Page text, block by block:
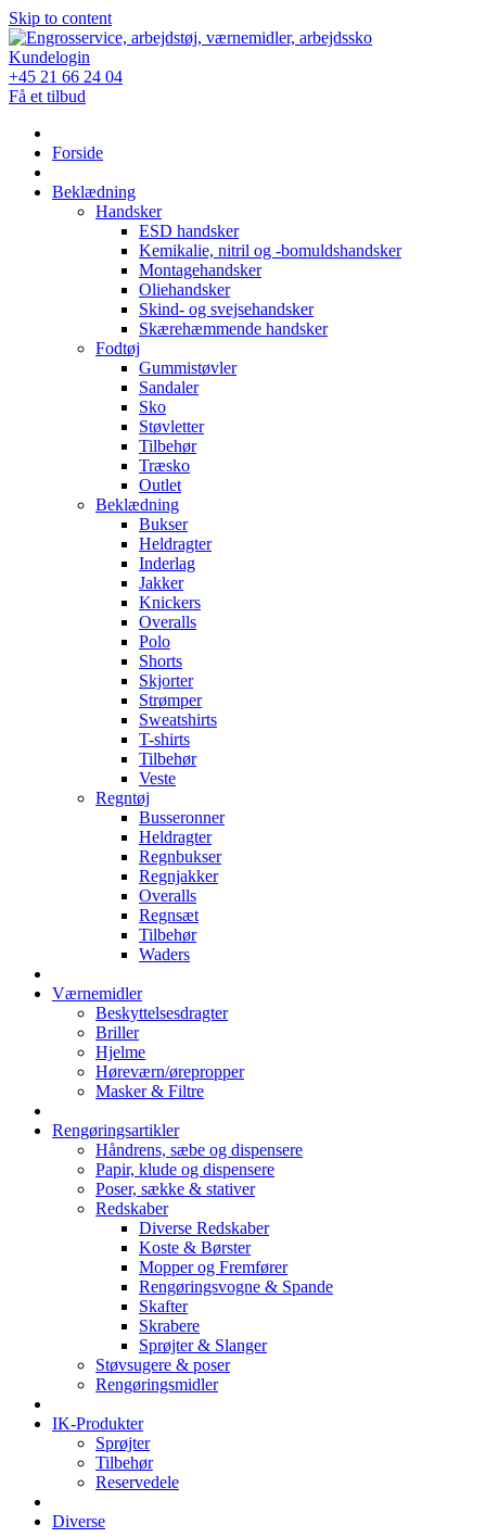
Skip to content
Kundelogin
+45 21 66 24 04
Få et tilbud
Forside
Beklædning
Handsker
ESD handsker
Kemikalie, nitril og -bomuldshandsker
Montagehandsker
Oliehandsker
Skind- og svejsehandsker
Skærehæmmende handsker
Fodtøj
Gummistøvler
Sandaler
Sko
Støvletter
Tilbehør
Træsko
Outlet
Beklædning
Bukser
Heldragter
Inderlag
Jakker
Knickers
Overalls
Polo
Shorts
Skjorter
Strømper
Sweatshirts
T-shirts
Tilbehør
Veste
Regntøj
Busseronner
Heldragter
Regnbukser
Regnjakker
Overalls
Regnsæt
Tilbehør
Waders
Værnemidler
Beskyttelsesdragter
Briller
Hjelme
Høreværn/ørepropper
Masker & Filtre
Rengøringsartikler
Håndrens, sæbe og dispensere
Papir, klude og dispensere
Poser, sække & stativer
Redskaber
Diverse Redskaber
Koste & Børster
Mopper og Fremfører
Rengøringsvogne & Spande
Skafter
Skrabere
Sprøjter & Slanger
Støvsugere & poser
Rengøringsmidler
IK-Produkter
Sprøjter
Tilbehør
Reservedele
Diverse